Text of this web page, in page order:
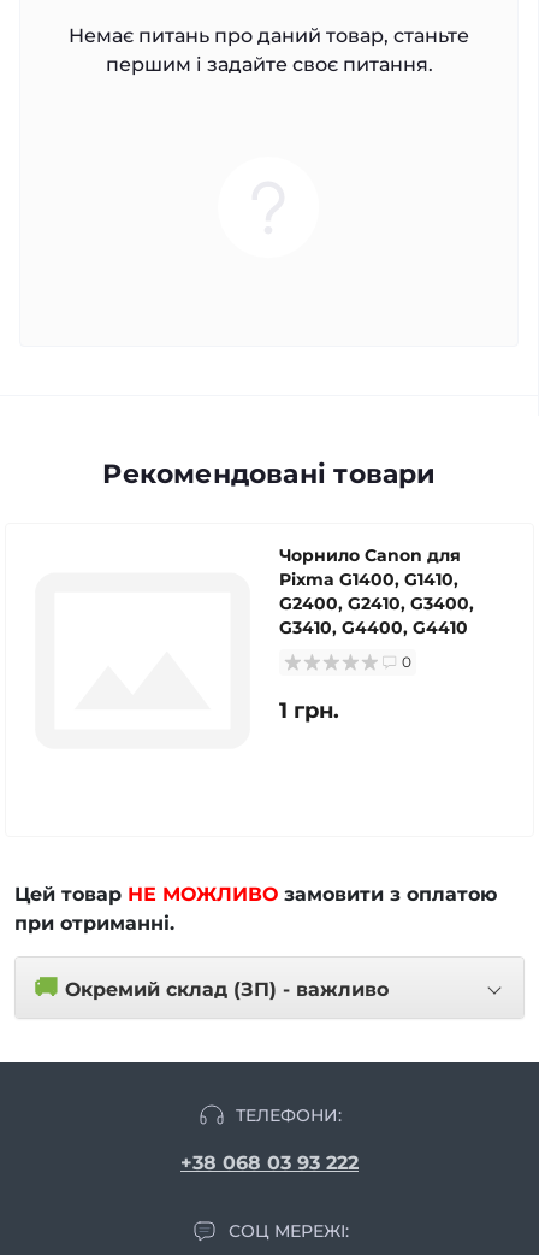
Немає питань про даний товар, станьте
першим і задайте своє питання.
Рекомендовані товари
Чорнило Canon для
Pixma G1400, G1410,
G2400, G2410, G3400,
G3410, G4400, G4410
0
1 грн.
Цей товар НЕ МОЖЛИВО замовити з оплатою
при отриманні.
🚚 Окремий склад (ЗП) - важливо
ТЕЛЕФОНИ:
+38 068 03 93 222
СОЦ МЕРЕЖІ: